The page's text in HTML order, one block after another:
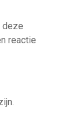
deze
reactie